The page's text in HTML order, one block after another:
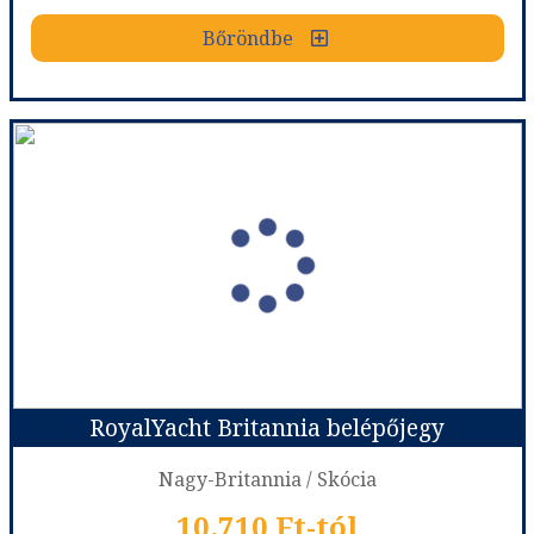
Bőröndbe
Bőröndbe
Edinburgh Castle belépőjegy
Nagy-Britannia
Város:Edinburgh
Utazás módja: Szolgáltatás
Ellátás nélkül
Szálláskategória:
Szobatípus: Belépőjegyár
Időpont: 2026-08-10 | 1 nap
RoyalYacht Britannia belépőjegy
Nagy-Britannia / Skócia